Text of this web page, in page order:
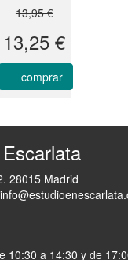
13,95 €
13,25 €
comprar
28015 Madrid
10:30 a 14:30 y de